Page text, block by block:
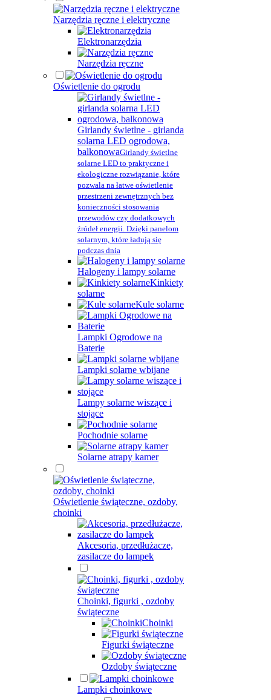
Narzędzia ręczne i elektryczne
Elektronarzędzia
Narzędzia ręczne
Oświetlenie do ogrodu
Girlandy świetlne - girlanda
solarna LED ogrodowa,
balkonowaGirlandy świetlne
solarne LED to praktyczne i
ekologiczne rozwiązanie, które
pozwala na łatwe oświetlenie
przestrzeni zewnętrznych bez
konieczności stosowania
przewodów czy dodatkowych
źródeł energii. Dzięki panelom
solarnym, które ładują się
podczas dnia
Halogeny i lampy solarne
Kinkiety
solarne
Kule solarne
Lampki Ogrodowe na
Baterie
Lampki solarne wbijane
Lampy solarne wiszące i
stojące
Pochodnie solarne
Solarne atrapy kamer
Oświetlenie świąteczne, ozdoby,
choinki
Akcesoria, przedłużacze,
zasilacze do lampek
Choinki, figurki , ozdoby
świąteczne
Choinki
Figurki świąteczne
Ozdoby świąteczne
Lampki choinkowe